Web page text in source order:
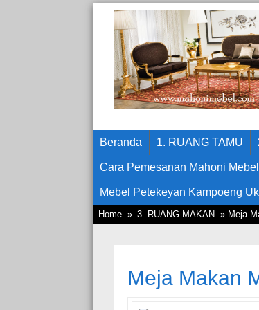
Beranda 1. RUANG TAMU
Cara Pemesanan Mahoni Mebel
Mebel Petekeyan Kampoeng
Home » 3. RUANG MAKAN » Meja
Meja Makan